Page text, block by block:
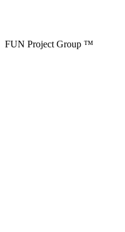
FUN Project Group ™